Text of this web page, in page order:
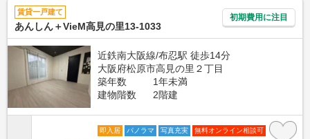
賃貸一戸建て
あんしん＋VieM高見の里13-1033
初期費用に注目
近鉄南大阪線/布忍駅 徒歩14分
大阪府松原市高見の里２丁目
築年数
1年未満
建物階数
2階建
即入居 パノラマ 写真充実 無料オンライン相談可